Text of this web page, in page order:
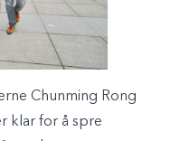
Chunming Rong
klar for å spre